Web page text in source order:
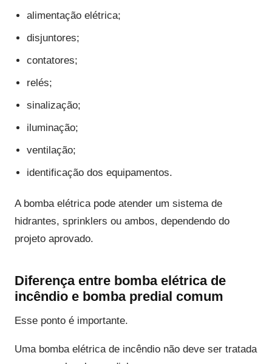
alimentação elétrica;
disjuntores;
contatores;
relés;
sinalização;
iluminação;
ventilação;
identificação dos equipamentos.
A bomba elétrica pode atender um sistema de
hidrantes, sprinklers ou ambos, dependendo do
projeto aprovado.
Diferença entre bomba elétrica de
incêndio e bomba predial comum
Esse ponto é importante.
Uma bomba elétrica de incêndio não deve ser tratada